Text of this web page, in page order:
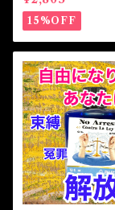
魔術
15%OFF